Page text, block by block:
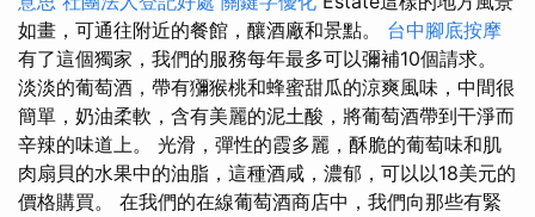
如畫，可通往附近的餐館，釀酒廠和景點。 台中腳底按摩
有了這個獨家，我們的服務每年最多可以彌補10個請求。
淡淡的葡萄酒，帶有獼猴桃和蜂蜜甜瓜的涼爽風味，中間很
簡單，奶油柔軟，含有美麗的泥土酸，將葡萄酒帶到干淨而
辛辣的味道上。 光滑，彈性的霞多麗，酥脆的葡萄味和肌
肉扇貝的水果中的油脂，這種酒咸，濃郁，可以以18美元的
價格購買。 在我們的在線葡萄酒商店中，我們向那些有緊